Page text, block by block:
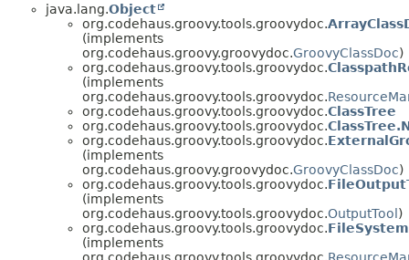
java.lang.Object
org.codehaus.groovy.tools.groovydoc.
(implements
org.codehaus.groovy.groovydoc.GroovyClassDoc)
org.codehaus.groovy.tools.groovydoc.
(implements
org.codehaus.groovy.tools.groovydoc.
org.codehaus.groovy.tools.groovydoc.ClassTree
org.codehaus.groovy.tools.groovydoc.
org.codehaus.groovy.tools.groovydoc.
(implements
org.codehaus.groovy.groovydoc.GroovyClassDoc)
org.codehaus.groovy.tools.groovydoc.
(implements
org.codehaus.groovy.tools.groovydoc.OutputTool )
org.codehaus.groovy.tools.groovydoc.
(implements